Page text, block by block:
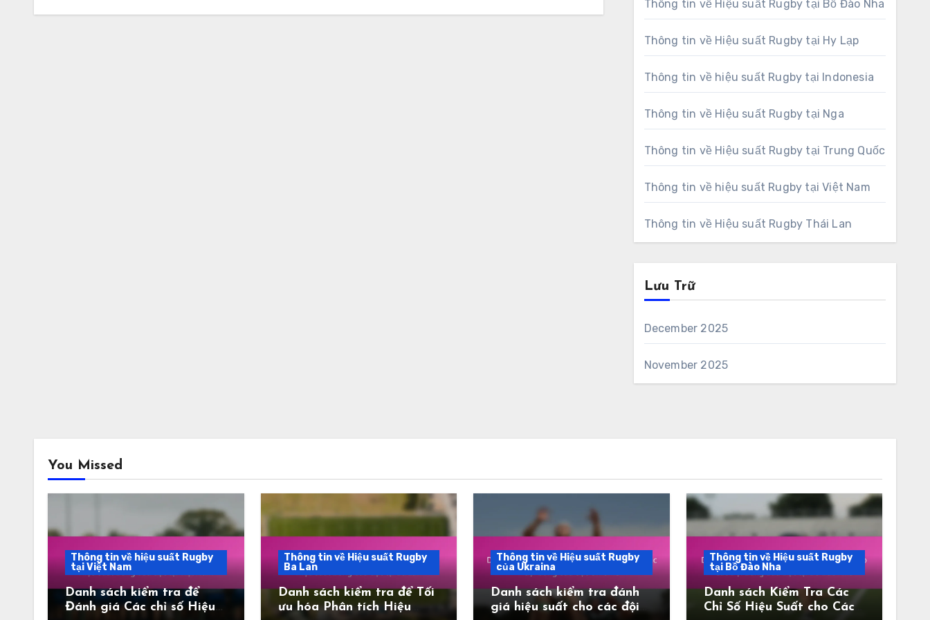
Thông tin về Hiệu suất Rugby tại Bồ Đào Nha
Thông tin về Hiệu suất Rugby tại Hy Lạp
Thông tin về hiệu suất Rugby tại Indonesia
Thông tin về Hiệu suất Rugby tại Nga
Thông tin về Hiệu suất Rugby tại Trung Quốc
Thông tin về hiệu suất Rugby tại Việt Nam
Thông tin về Hiệu suất Rugby Thái Lan
Lưu Trữ
December 2025
November 2025
You Missed
Thông tin về hiệu suất Rugby
tại Việt Nam
Danh sách kiểm tra để
Đánh giá Các chỉ số Hiệu
Thông tin về Hiệu suất Rugby
Ba Lan
Danh sách kiểm tra để Tối
ưu hóa Phân tích Hiệu
Thông tin về Hiệu suất Rugby
của Ukraina
Danh sách kiểm tra đánh
giá hiệu suất cho các đội
Thông tin về Hiệu suất Rugby
tại Bồ Đào Nha
Danh sách Kiểm Tra Các
Chỉ Số Hiệu Suất cho Các